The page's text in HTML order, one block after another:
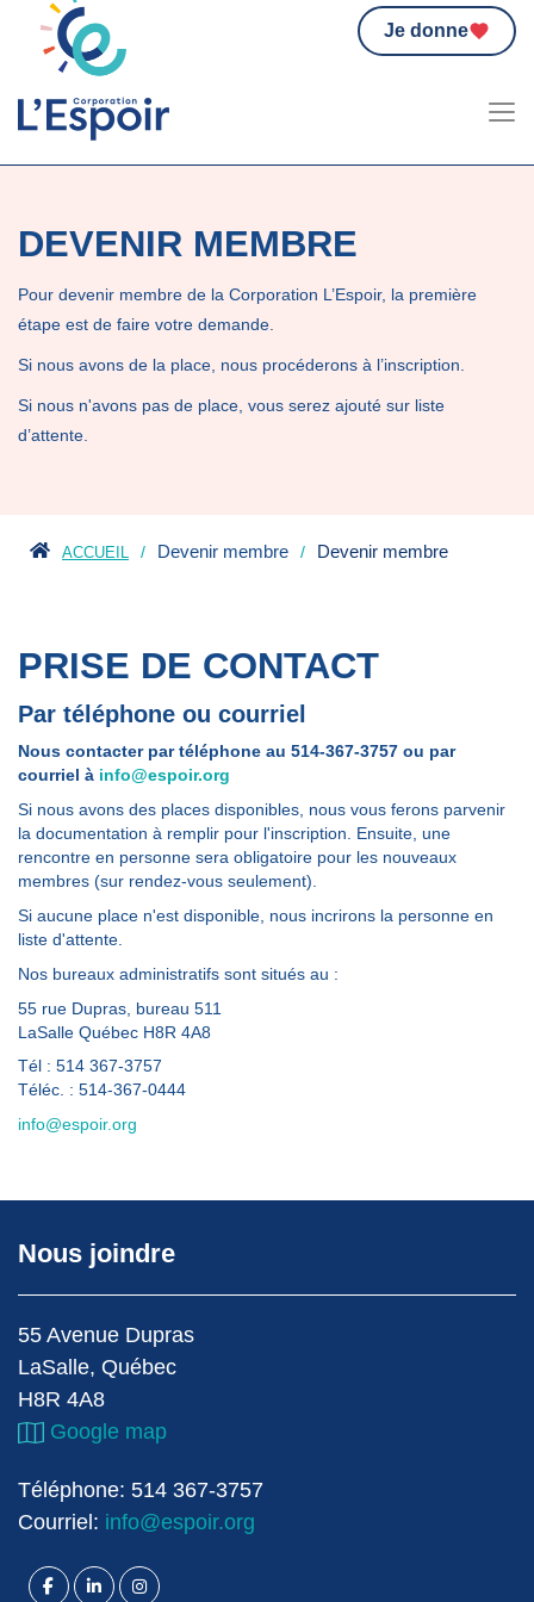
Je donne
DEVENIR MEMBRE
Pour devenir membre de la Corporation L’Espoir, la première
étape est de faire votre demande.
Si nous avons de la place, nous procéderons à l’inscription.
Si nous n'avons pas de place, vous serez ajouté sur liste
d’attente.
ACCUEIL Devenir membre Devenir membre
PRISE DE CONTACT
Par téléphone ou courriel
Nous contacter par téléphone au 514-367-3757 ou par
courriel à info@espoir.org
Si nous avons des places disponibles, nous vous ferons parvenir
la documentation à remplir pour l'inscription. Ensuite, une
rencontre en personne sera obligatoire pour les nouveaux
membres (sur rendez-vous seulement).
Si aucune place n'est disponible, nous incrirons la personne en
liste d'attente.
Nos bureaux administratifs sont situés au :
55 rue Dupras, bureau 511
LaSalle Québec H8R 4A8
Tél : 514 367-3757
Téléc. : 514-367-0444
info@espoir.org
Nous joindre
55 Avenue Dupras
LaSalle, Québec
H8R 4A8
Google map
Téléphone: 514 367-3757
Courriel: info@espoir.org
facebooklinkedininstagram